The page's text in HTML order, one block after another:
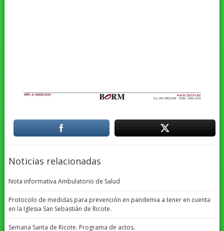
Noticias relacionadas
Nota informativa Ambulatorio de Salud
Protocolo de medidas para prevención en pandemia a tener en cuenta
en la Iglesia San Sebastián de Ricote.
Semana Santa de Ricote. Programa de actos.